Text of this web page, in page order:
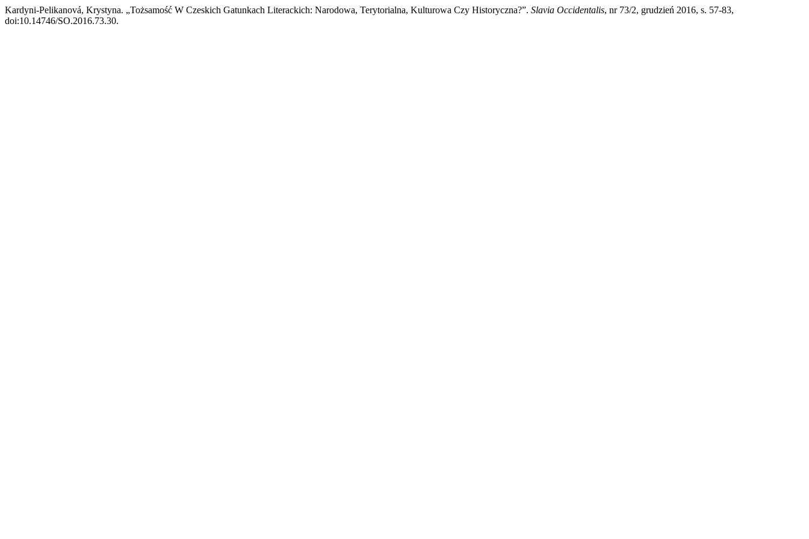
Kardyni-Pelikanová, Krystyna. „Tożsamość W Czeskich Gatunkach Literackich: Narodowa, Terytorialna, Kulturowa Czy Historyczna?”. Slavia Occidentalis, nr 73/2, grudzień 2016, s. 57-83,
doi:10.14746/SO.2016.73.30.